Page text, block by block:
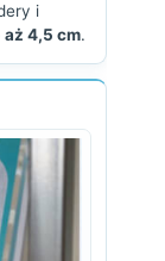
i
aż 4,5 cm.